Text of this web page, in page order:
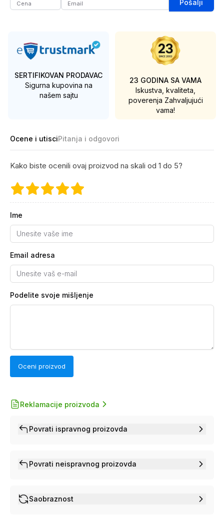
Pošalji
SERTIFIKOVAN PRODAVAC
Sigurna kupovina na
našem sajtu
23 GODINA SA VAMA
Iskustva, kvaliteta,
poverenja Zahvaljujući
vama!
Ocene i utisciPitanja i odgovori
Kako biste ocenili ovaj proizvod na skali od 1 do 5?
Ime
Email adresa
Podelite svoje mišljenje
Oceni proizvod
Reklamacije proizvoda
Povrati ispravnog proizovda
Povrati neispravnog proizovda
Saobraznost